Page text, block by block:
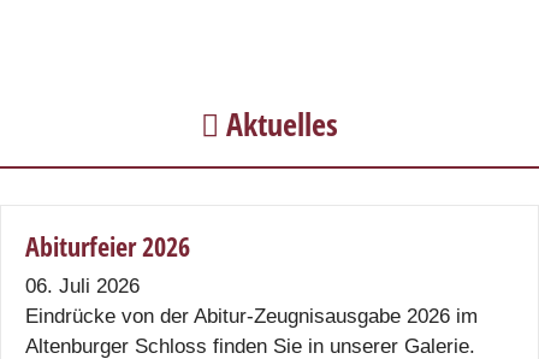
Aktuelles
Abiturfeier 2026
06. Juli 2026
Eindrücke von der Abitur-Zeugnisausgabe 2026 im
Altenburger Schloss finden Sie in unserer Galerie.